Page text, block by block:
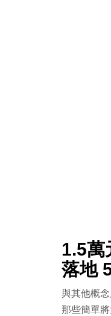
1.5萬
落地
與其他概
那些簡單